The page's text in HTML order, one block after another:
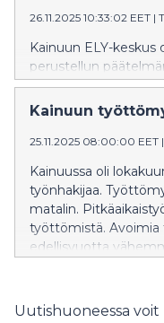
26.11.2025 10:33:02 EET |
Kainuun ELY-keskus
perustellun
Ahvenvaaran
Arviointiselostuksen
YVA-lain ja -
kiinnitettiin luonnon
ja vesistöihin
yhteisvaikutuksiin
kanssa. Lisäksi siinä
Kainuun
25.11.2025 08:00:00 EET |
Kainuussa oli
työnhakijaa.
matalin.
työttömistä.
edellisvuotta
Uutishuoneessa